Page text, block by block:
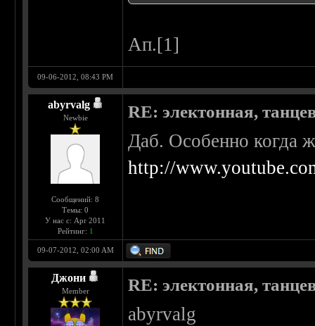
Ап.[1]
09-06-2012, 08:43 PM
abyrvalg
Newbie
Сообщений: 8
Темы: 0
У нас с: Apr 2011
Рейтинг: 1
RE: электонная,
Даб. Особенно когда
http://
09-07-2012, 02:00 AM
Джони
Member RE: электонная,
abyrvalg